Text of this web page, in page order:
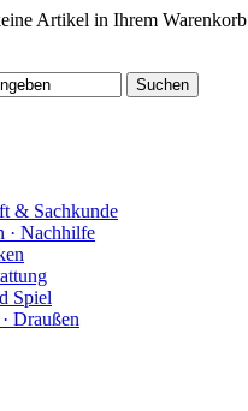
Artikel in Ihrem Warenkorb
& Sachkunde
· Nachhilfe
Spiel
Draußen